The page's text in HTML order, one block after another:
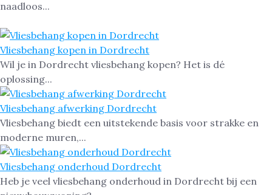
naadloos...
Vliesbehang kopen in Dordrecht
Wil je in Dordrecht vliesbehang kopen? Het is dé
oplossing...
Vliesbehang afwerking Dordrecht
Vliesbehang biedt een uitstekende basis voor strakke en
moderne muren,...
Vliesbehang onderhoud Dordrecht
Heb je veel vliesbehang onderhoud in Dordrecht bij een